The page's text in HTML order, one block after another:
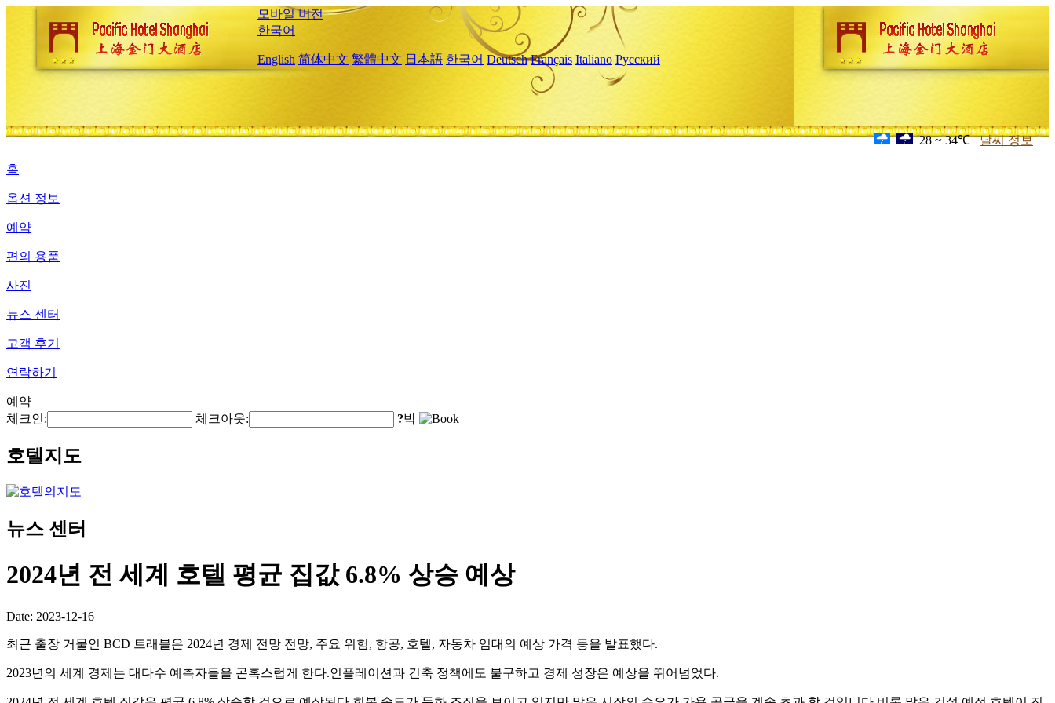
모바일 버전
한국어
English 简体中文 繁體中文 日本語 한국어 Deutsch Français Italiano Русский
28 ~ 34℃ 날씨 정보
홈
옵션 정보
예약
편의 용품
사진
뉴스 센터
고객 후기
연락하기
예약
체크인:
체크아웃: ?박
호텔지도
뉴스 센터
2024년 전 세계 호텔 평균 집값 6.8% 상승 예상
Date: 2023-12-16
최근 출장 거물인 BCD 트래블은 2024년 경제 전망 전망, 주요 위험, 항공, 호텔, 자동차 임대의 예상 가격 등을 발표했다.
2023년의 세계 경제는 대다수 예측자들을 곤혹스럽게 한다.인플레이션과 긴축 정책에도 불구하고 경제 성장은 예상을 뛰어넘었다.